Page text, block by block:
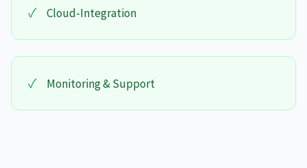
✓ Cloud-Integration
✓ Monitoring & Support